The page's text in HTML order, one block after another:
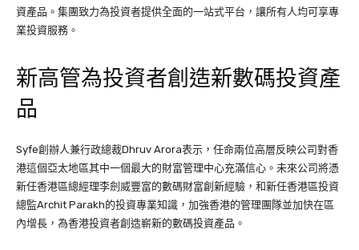
資產品。集團致力為投資者提供全面的一站式平台，讓所有人均可享專
業投資服務。
新高管為投資者創造新數碼投資產
品
Syfe創辦人兼行政總裁Dhruv Arora表示，任命兩位高層反映公司對香
港這個亞太地區其中一個最大的財富管理中心充滿信心。未來公司將憑
新任香港區總經理李劍威豐富的數碼財富創新經驗，和新任香港區投資
總監Archit Parakh的投資專業知識，加強香港的管理團隊並加快在區
內增長，為香港投資者創造嶄新的數碼投資產品。